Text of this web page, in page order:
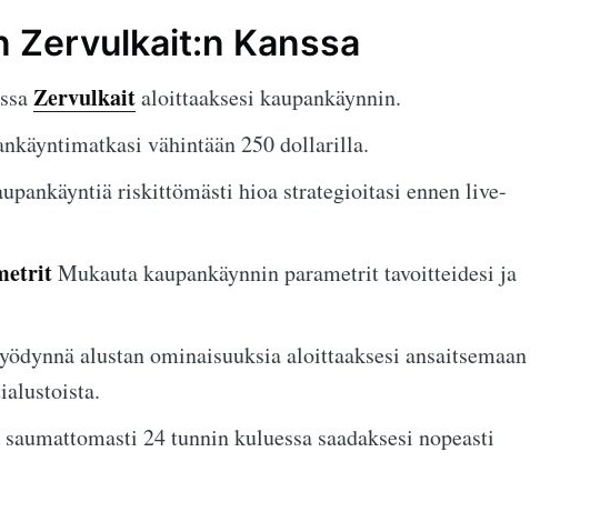
Zervulkait:n Kanssa
Zervulkaitaloittaaksesi kaupankäynnin.
vähintään 250 dollarilla.
riskittömästi hioa strategioitasi ennen live-
Mukauta kaupankäynnin parametrit tavoitteidesi ja
alustan ominaisuuksia aloittaaksesi ansaitsemaan
24 tunnin kuluessa saadaksesi nopeasti